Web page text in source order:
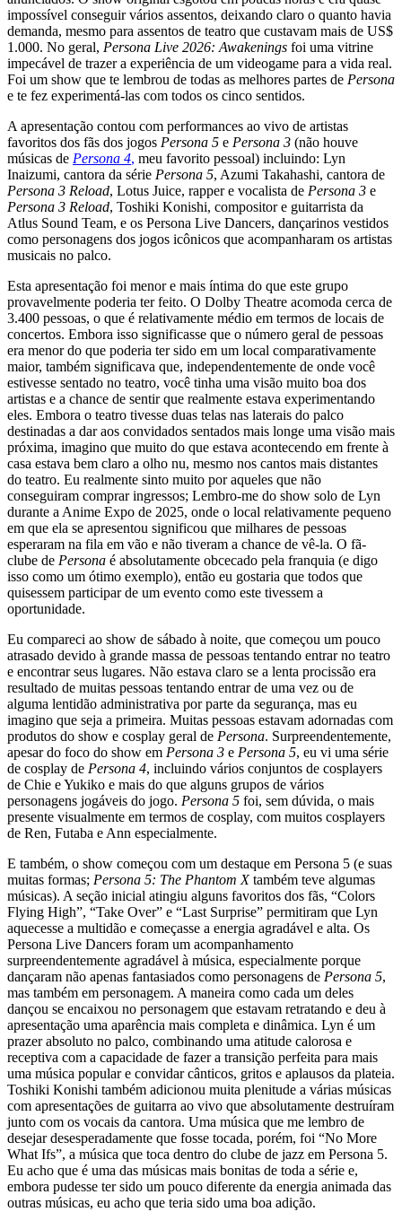
impossível conseguir vários assentos, deixando claro o quanto havia
demanda, mesmo para assentos de teatro que custavam mais de US$
1.000. No geral, Persona Live 2026: Awakenings foi uma vitrine
impecável de trazer a experiência de um videogame para a vida real.
Foi um show que te lembrou de todas as melhores partes de Persona
e te fez experimentá-las com todos os cinco sentidos.
A apresentação contou com performances ao vivo de artistas
favoritos dos fãs dos jogos Persona 5 e Persona 3 (não houve
músicas de Persona 4, meu favorito pessoal) incluindo: Lyn
Inaizumi, cantora da série Persona 5, Azumi Takahashi, cantora de
Persona 3 Reload, Lotus Juice, rapper e vocalista de Persona 3 e
Persona 3 Reload, Toshiki Konishi, compositor e guitarrista da
Atlus Sound Team, e os Persona Live Dancers, dançarinos vestidos
como personagens dos jogos icônicos que acompanharam os artistas
musicais no palco.
Esta apresentação foi menor e mais íntima do que este grupo
provavelmente poderia ter feito. O Dolby Theatre acomoda cerca de
3.400 pessoas, o que é relativamente médio em termos de locais de
concertos. Embora isso significasse que o número geral de pessoas
era menor do que poderia ter sido em um local comparativamente
maior, também significava que, independentemente de onde você
estivesse sentado no teatro, você tinha uma visão muito boa dos
artistas e a chance de sentir que realmente estava experimentando
eles. Embora o teatro tivesse duas telas nas laterais do palco
destinadas a dar aos convidados sentados mais longe uma visão mais
próxima, imagino que muito do que estava acontecendo em frente à
casa estava bem claro a olho nu, mesmo nos cantos mais distantes
do teatro. Eu realmente sinto muito por aqueles que não
conseguiram comprar ingressos; Lembro-me do show solo de Lyn
durante a Anime Expo de 2025, onde o local relativamente pequeno
em que ela se apresentou significou que milhares de pessoas
esperaram na fila em vão e não tiveram a chance de vê-la. O fã-
clube de Persona é absolutamente obcecado pela franquia (e digo
isso como um ótimo exemplo), então eu gostaria que todos que
quisessem participar de um evento como este tivessem a
oportunidade.
Eu compareci ao show de sábado à noite, que começou um pouco
atrasado devido à grande massa de pessoas tentando entrar no teatro
e encontrar seus lugares. Não estava claro se a lenta procissão era
resultado de muitas pessoas tentando entrar de uma vez ou de
alguma lentidão administrativa por parte da segurança, mas eu
imagino que seja a primeira. Muitas pessoas estavam adornadas com
produtos do show e cosplay geral de Persona. Surpreendentemente,
apesar do foco do show em Persona 3 e Persona 5, eu vi uma série
de cosplay de Persona 4, incluindo vários conjuntos de cosplayers
de Chie e Yukiko e mais do que alguns grupos de vários
personagens jogáveis do jogo. Persona 5 foi, sem dúvida, o mais
presente visualmente em termos de cosplay, com muitos cosplayers
de Ren, Futaba e Ann especialmente.
E também, o show começou com um destaque em Persona 5 (e suas
muitas formas; Persona 5: The Phantom Xtambém teve algumas
músicas). A seção inicial atingiu alguns favoritos dos fãs, “Colors
Flying High”, “Take Over” e “Last Surprise” permitiram que Lyn
aquecesse a multidão e começasse a energia agradável e alta. Os
Persona Live Dancers foram um acompanhamento
surpreendentemente agradável à música, especialmente porque
dançaram não apenas fantasiados como personagens de Persona 5,
mas também em personagem. A maneira como cada um deles
dançou se encaixou no personagem que estavam retratando e deu à
apresentação uma aparência mais completa e dinâmica. Lyn é um
prazer absoluto no palco, combinando uma atitude calorosa e
receptiva com a capacidade de fazer a transição perfeita para mais
uma música popular e convidar cânticos, gritos e aplausos da plateia.
Toshiki Konishi também adicionou muita plenitude a várias músicas
com apresentações de guitarra ao vivo que absolutamente destruíram
junto com os vocais da cantora. Uma música que me lembro de
desejar desesperadamente que fosse tocada, porém, foi “No More
What Ifs”, a música que toca dentro do clube de jazz em Persona 5.
Eu acho que é uma das músicas mais bonitas de toda a série e,
embora pudesse ter sido um pouco diferente da energia animada das
outras músicas, eu acho que teria sido uma boa adição.